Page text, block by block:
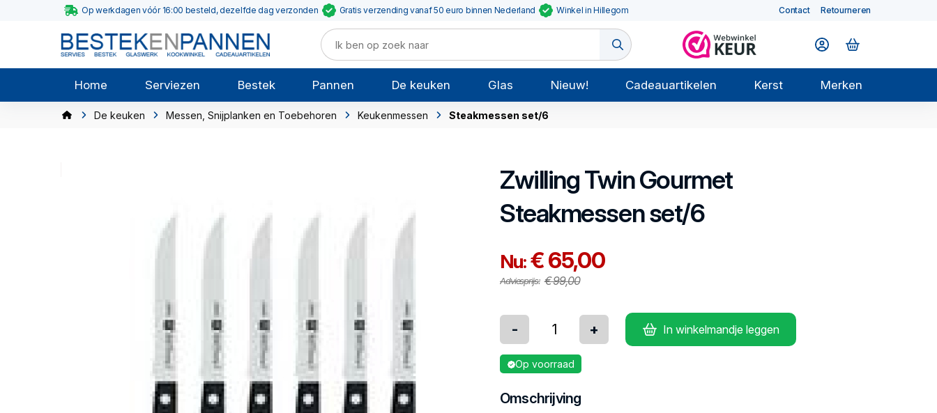
Op werkdagen vóór 16:00 besteld, dezelfde dag verzonden Gratis verzending vanaf 50 euro binnen Nederland Winkel in Hillegom Contact Retourneren
Home Serviezen Bestek Pannen De keuken Glas Nieuw! Cadeauartikelen Kerst Merken
De keuken Messen, Snijplanken en Toebehoren Keukenmessen Steakmessen set/6
ZwillingTwin Gourmet
Steakmessen set/6
Nu:€ 65,00
Adviesprijs: € 99,00
- + In winkelmandje leggen
Op voorraad
Omschrijving